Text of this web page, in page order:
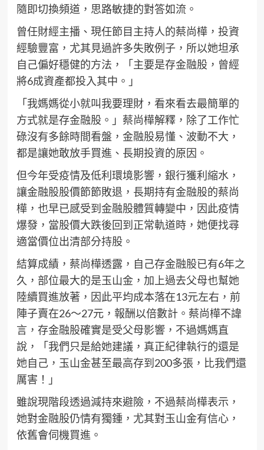
隨即切換頻道，思路敏捷的對答如流。
曾任財經主播、現任節目主持人的蔡尚樺，投資
經驗豐富，尤其見過許多失敗例子，所以她坦承
自己偏好穩健的方法，「主要是存金融股，曾經
將6成資產都投入其中。」
「我媽媽從小就叫我要理財，看來看去最簡單的
方式就是存金融股。」蔡尚樺解釋，除了工作忙
碌沒有多餘時間看盤，金融股易懂、波動不大，
都是讓她敢放手買進、長期投資的原因。
但今年受疫情及低利環境影響，銀行獲利縮水，
讓金融股股價節節敗退，長期持有金融股的蔡尚
樺，也早已感受到金融股體質轉變中，因此疫情
爆發，當股價大跌後回到正常軌道時，她便找尋
適當價位出清部分持股。
結算成績，蔡尚樺透露，自己存金融股已有6年之
久，部位最大的是玉山金，加上過去父母也幫她
陸續買進放著，因此平均成本落在13元左右，前
陣子賣在26～27元，報酬以倍數計。蔡尚樺不諱
言，存金融股確實是受父母影響，不過媽媽直
說，「我們只是給她建議，真正紀律執行的還是
她自己，玉山金甚至最高存到200多張，比我們還
厲害！」
雖說現階段透過減持來避險，不過蔡尚樺表示，
她對金融股仍情有獨鍾，尤其對玉山金有信心，
依舊會伺機買進。